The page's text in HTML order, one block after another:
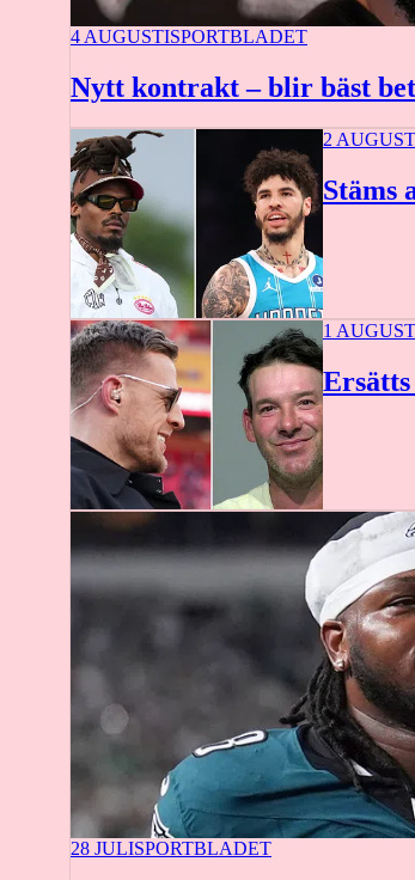
4 AUGUSTISPORTBLADET
Nytt kontrakt – blir bäst
2
Stäms
1
28 JULISPORTBLADET